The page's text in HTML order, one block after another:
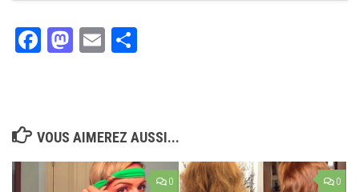
Facebook
Mastodon
Email
VOUS AIMEREZ AUSSI...
0 0